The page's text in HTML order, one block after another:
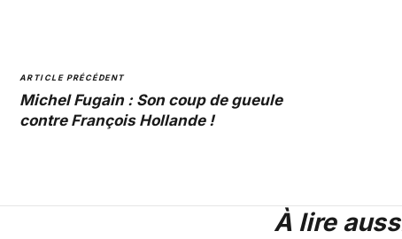
ARTICLE PRÉCÉDENT
Michel Fugain : Son coup de gueule
contre François Hollande !
À lire